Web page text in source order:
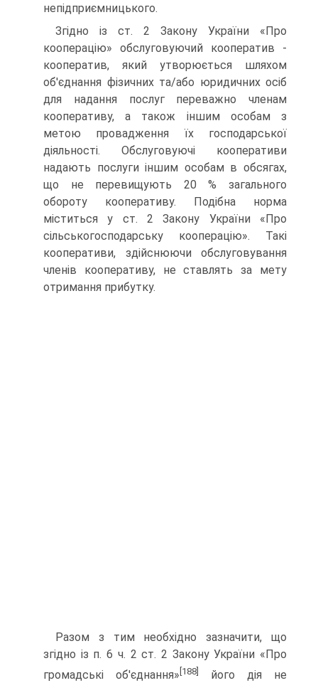
непідприємницького.
Згідно із ст. 2 Закону України «Про
кооперацію» обслуго­вуючий кооператив -
кооператив, який утворюється шля­хом
об'єднання фізичних та/або юридичних осіб
для надан­ня послуг переважно членам
кооперативу, а також іншим особам з
метою провадження їх господарської
діяльності. Обслуговуючі кооперативи
надають послуги іншим особам в обсягах,
що не перевищують 20 % загального
обороту коо­перативу. Подібна норма
міститься у ст. 2 Закону України «Про
сільськогосподарську кооперацію». Такі
кооперативи, здійснюючи обслуговування
членів кооперативу, не ставлять за мету
отримання прибутку.
Разом з тим необхідно зазначити, що
згідно із п. 6 ч. 2 ст. 2 Закону України «Про
громадські об'єднання» [188]
його дія не